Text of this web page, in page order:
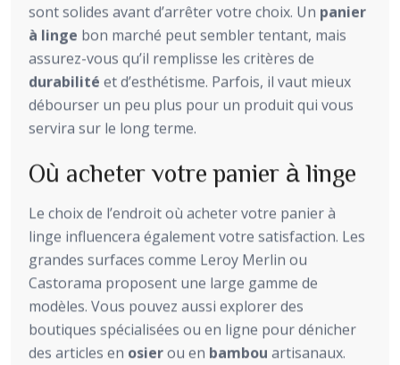
sont solides avant d’arrêter votre choix. Un panier
à linge bon marché peut sembler tentant, mais
assurez-vous qu’il remplisse les critères de
durabilité et d’esthétisme. Parfois, il vaut mieux
débourser un peu plus pour un produit qui vous
servira sur le long terme.
Où acheter votre panier à linge
Le choix de l’endroit où acheter votre panier à
linge influencera également votre satisfaction. Les
grandes surfaces comme Leroy Merlin ou
Castorama proposent une large gamme de
modèles. Vous pouvez aussi explorer des
boutiques spécialisées ou en ligne pour dénicher
des articles en osierou en bambou artisanaux.